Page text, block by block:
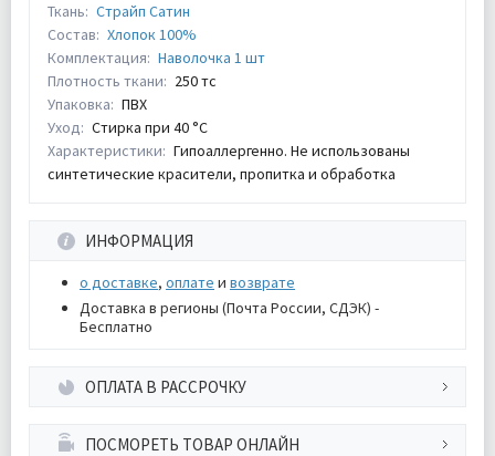
Ткань: Страйп Сатин
Состав: Хлопок 100%
Комплектация: Наволочка 1 шт
Плотность ткани: 250 тс
Упаковка: ПВХ
Уход: Стирка при 40 °С
Характеристики: Гипоаллергенно. Не использованы
синтетические красители, пропитка и обработка
ИНФОРМАЦИЯ
о доставке, оплате и возврате
Доставка в регионы (Почта России, СДЭК) -
Бесплатно
ОПЛАТА В РАССРОЧКУ
ПОСМОРЕТЬ ТОВАР ОНЛАЙН